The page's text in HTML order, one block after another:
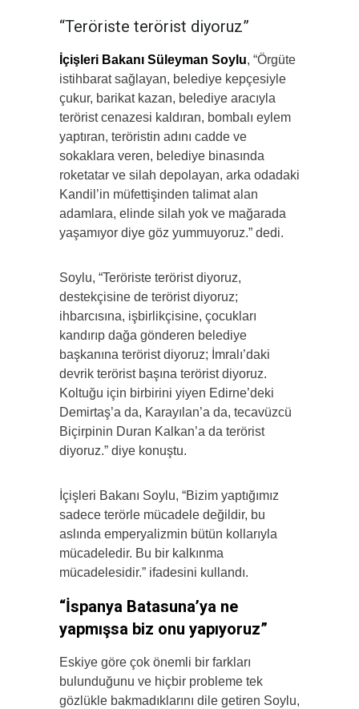
“Teröriste terörist diyoruz”
İçişleri Bakanı Süleyman Soylu, “Örgüte
istihbarat sağlayan, belediye kepçesiyle
çukur, barikat kazan, belediye aracıyla
terörist cenazesi kaldıran, bombalı eylem
yaptıran, teröristin adını cadde ve
sokaklara veren, belediye binasında
roketatar ve silah depolayan, arka odadaki
Kandil’in müfettişinden talimat alan
adamlara, elinde silah yok ve mağarada
yaşamıyor diye göz yummuyoruz.” dedi.
Soylu, “Teröriste terörist diyoruz,
destekçisine de terörist diyoruz;
ihbarcısına, işbirlikçisine, çocukları
kandırıp dağa gönderen belediye
başkanına terörist diyoruz; İmralı’daki
devrik terörist başına terörist diyoruz.
Koltuğu için birbirini yiyen Edirne’deki
Demirtaş’a da, Karayılan’a da, tecavüzcü
Biçirpinin Duran Kalkan’a da terörist
diyoruz.” diye konuştu.
İçişleri Bakanı Soylu, “Bizim yaptığımız
sadece terörle mücadele değildir, bu
aslında emperyalizmin bütün kollarıyla
mücadeledir. Bu bir kalkınma
mücadelesidir.” ifadesini kullandı.
“İspanya Batasuna’ya ne
yapmışsa biz onu yapıyoruz”
Eskiye göre çok önemli bir farkları
bulunduğunu ve hiçbir probleme tek
gözlükle bakmadıklarını dile getiren Soylu,